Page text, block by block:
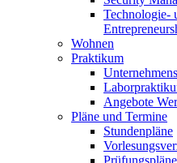
Technologie-
Wohnen
Praktikum
Angebote
Pläne und Termine
Stundenpläne
Prüfungspläne